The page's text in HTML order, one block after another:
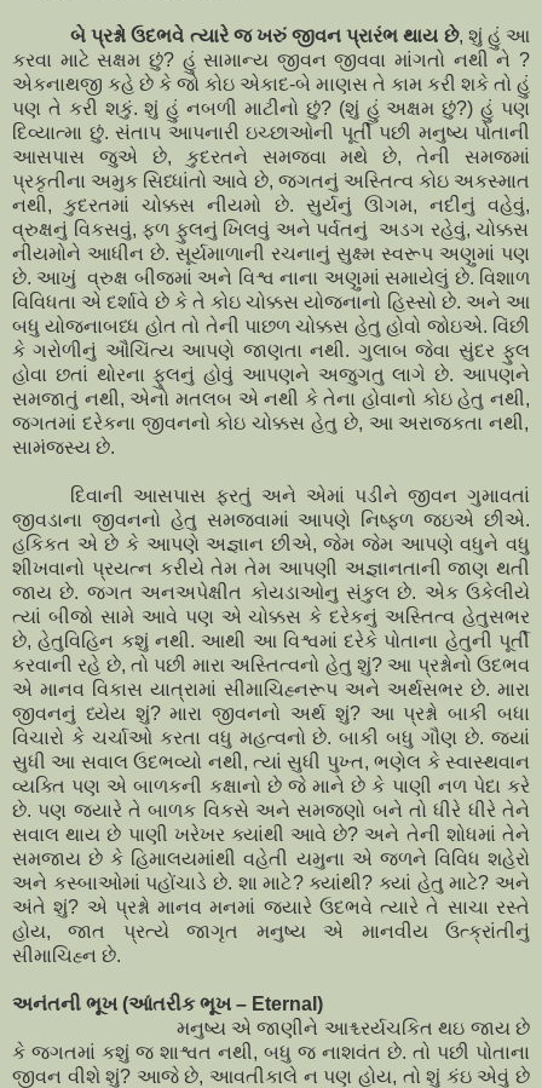
બે પ્રશ્નો ઉદભવે ત્યારે જ ખરું જીવન પ્રારંભ થાય છે, શું હું આ
કરવા માટે સક્ષમ છું?હું સામાન્ય જીવન જીવવા માંગતો નથી ને ?
એકનાથજી કહે છે કે જો કોઇ એકાદ-બે માણસ તે કામ કરી શકે તો હું
પણ તે કરી શકું. શું હું નબળી માટીનો છું?(શું હું અક્ષમ છું?) હું પણ
દિવ્યાત્મા છું. સંતાપ આપનારી ઇચ્છાઓની પૂર્તી પછી મનુષ્ય પોતાની
આસપાસ જુએ છે, કુદરતને સમજવા મથે છે, તેની સમજમાં
પ્રકૃતીના અમુક સિધ્ધાંતો આવે છે, જગતનું અસ્તિત્વ કોઇ અકસ્માત
નથી, કુદરતમાં ચોક્કસ નીયમો છે. સુર્યનું ઊગમ, નદીનું વહેવું,
વ્રુક્ષનું વિકસવું, ફળ ફુલનું ખિલવું અને પર્વતનું અડગ રહેવું, ચોક્કસ
નીયમોને આધીન છે. સૂર્યમાળાની રચનાનું સુક્ષ્મ સ્વરૂપ અણુમાં પણ
છે. આખું વ્રુક્ષ બીજમાં અને વિશ્વ નાના અણુમાં સમાયેલું છે. વિશાળ
વિવિધતા એ દર્શાવે છે કે તે કોઇ ચોક્કસ યોજનાનો હિસ્સો છે. અને આ
બધુ યોજનાબધ્ધ હોત તો તેની પાછળ ચોક્કસ હેતુ હોવો જોઇએ. વિંછી
કે ગરોળીનું ઔચિંત્ય આપણે જાણતા નથી. ગુલાબ જેવા સુંદર ફુલ
હોવા છતાં થોરના ફુલનું હોવું આપણને અજુગતુ લાગે છે. આપણને
સમજાતું નથી, એનો મતલબ એ નથી કે તેના હોવાનો કોઇ હેતુ નથી,
જગતમાં દરેકના જીવનનો કોઇ ચોક્કસ હેતુ છે, આ અરાજકતા નથી,
સામંજસ્ય છે.
દિવાની આસપાસ ફરતું અને એમાં પડીને જીવન ગુમાવતાં
જીવડાના જીવનનો હેતુ સમજવામાં આપણે નિષ્ફળ જઇએ છીએ.
હકિકત એ છે કે આપણે અજ્ઞાન છીએ, જેમ જેમ આપણે વધુને વધુ
શીખવાનો પ્રયત્ન કરીયે તેમ તેમ આપણી અજ્ઞાનતાની જાણ થતી
જાય છે. જગત અનઅપેક્ષીત કોયડાઓનુ સંકુલ છે. એક ઉકેલીયે
ત્યાં બીજો સામે આવે પણ એ ચોક્કસ કે દરેકનું અસ્તિત્વ હેતુસભર
છે, હેતુવિહિન કશું નથી. આથી આ વિશ્વમાં દરેકે પોતાના હેતુની પૂર્તી
કરવાની રહે છે, તો પછી મારા અસ્તિત્વનો હેતુ શું?આ પ્રશ્નોનો ઉદભવ
એ માનવ વિકાસ યાત્રામાં સીમાચિહ્નરૂપ અને અર્થસભર છે. મારા
જીવનનું ધ્યેય શું?મારા જીવનનો અર્થ શું?આ પ્રશ્નો બાકી બધા
વિચારો કે ચર્ચાઓ કરતા વધુ મહત્વનો છે. બાકી બધુ ગૌણ છે. જ્યાં
સુધી આ સવાલ ઉદભવ્યો નથી, ત્યાં સુધી પુખ્ત, ભણેલ કે સ્વાસ્થવાન
વ્યક્તિ પણ એ બાળકની કક્ષાનો છે જે માને છે કે પાણી નળ પેદા કરે
છે. પણ જ્યારે તે બાળક વિકસે અને સમજણો બને તો ધીરે ધીરે તેને
સવાલ થાય છે પાણી ખરેખર ક્યાંથી આવે છે? અને તેની શોધમાં તેને
સમજાય છે કે હિમાલયમાંથી વહેતી યમુના એ જળને વિવિધ શહેરો
અને કસ્બાઓમાં પહોંચાડે છે. શા માટે?ક્યાંથી? ક્યાં હેતુ માટે? અને
અંતે શું? એ પ્રશ્નો માનવ મનમાં જ્યારે ઉદભવે ત્યારે તે સાચા રસ્તે
હોય, જાત પ્રત્યે જાગૃત મનુષ્ય એ માનવીય ઉત્ક્રાંતીનું
સીમાચિહ્ન છે.
અનંતની ભૂખ (આંતરીક ભૂખ – Eternal)
મનુષ્ય એ જાણીને આશ્ચ્રર્યચકિત થઇ જાયછે
કે જગતમાં કશું જ શાશ્વત નથી, બધુ જ નાશવંત છે. તો પછી પોતાના
જીવન વીશે શું? આજે છે, આવતીકાલે ન પણ હોય, તો શું કંઇ એવું છે